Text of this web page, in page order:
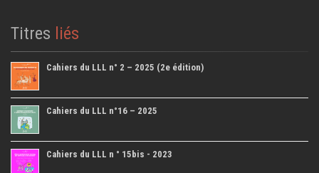
Titres liés
Cahiers du LLL n° 2 – 2025 (2e édition)
Cahiers du LLL n°16 – 2025
Cahiers du LLL n ° 15bis - 2023